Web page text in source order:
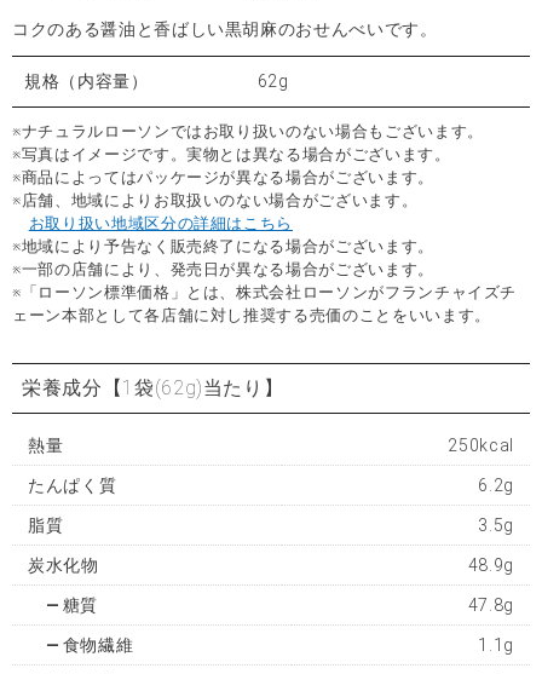
コクのある醤油と香ばしい黒胡麻のおせんべいです。
規格（内容量） 62g
※ナチュラルローソンではお取り扱いのない場合もございます。
※写真はイメージです。実物とは異なる場合がございます。
※商品によってはパッケージが異なる場合がございます。
※店舗、地域によりお取扱いのない場合がございます。
お取り扱い地域区分の詳細はこちら
※地域により予告なく販売終了になる場合がございます。
※一部の店舗により、発売日が異なる場合がございます。
※「ローソン標準価格」とは、株式会社ローソンがフランチャイズチ
ェーン本部として各店舗に対し推奨する売価のことをいいます。
栄養成分 【1袋(62g)当たり】
熱量 250kcal
たんぱく質 6.2g
脂質 3.5g
炭水化物 48.9g
糖質 47.8g
食物繊維 1.1g